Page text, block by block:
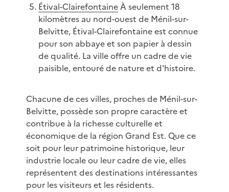
Étival-ClairefontaineÀ seulement 18
kilomètres au nord-ouest de Ménil-sur-
Belvitte, Étival-Clairefontaine est connue
pour son abbaye et son papier à dessin
de qualité. La ville offre un cadre de vie
paisible, entouré de nature et d'histoire.
Chacune de ces villes, proches de Ménil-sur-
Belvitte, possède son propre caractère et
contribue à la richesse culturelle et
économique de la région Grand Est. Que ce
soit pour leur patrimoine historique, leur
industrie locale ou leur cadre de vie, elles
représentent des destinations intéressantes
pour les visiteurs et les résidents.